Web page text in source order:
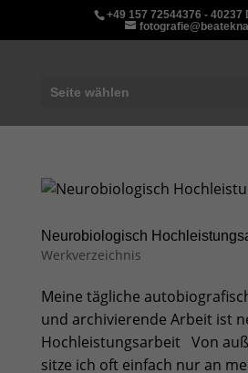
+49 157 72544376 - 40237
Seite wählen
Neurobiologisch
Werkverzeichnis
Meine tägliche
und archivierende Arbeit ist
Hochleistungsarbeit Von
sitze ich oft einfach nur an